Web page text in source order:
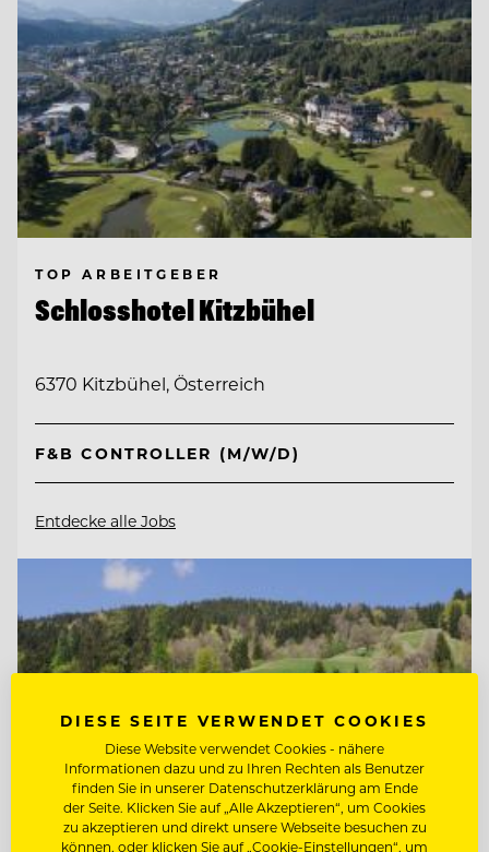
TOP ARBEITGEBER
Schlosshotel Kitzbühel
6370 Kitzbühel, Österreich
F&B CONTROLLER (M/W/D)
Entdecke alle Jobs
DIESE SEITE VERWENDET COOKIES
Diese Website verwendet Cookies - nähere
Informationen dazu und zu Ihren Rechten als Benutzer
finden Sie in unserer Datenschutzerklärung am Ende
der Seite. Klicken Sie auf „Alle Akzeptieren“, um Cookies
zu akzeptieren und direkt unsere Webseite besuchen zu
können, oder klicken Sie auf „Cookie-Einstellungen“, um